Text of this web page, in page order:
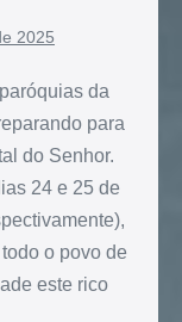
2025
da
para
do Senhor.
24 e 25 de
o povo de
este rico